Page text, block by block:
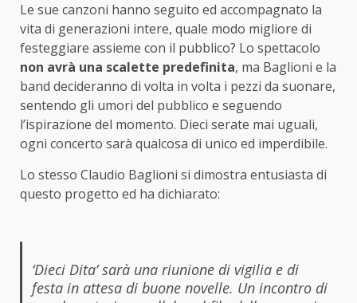
Le sue canzoni hanno seguito ed accompagnato la
vita di generazioni intere, quale modo migliore di
festeggiare assieme con il pubblico? Lo spettacolo
non avrà una scalette predefinita, ma Baglioni e la
band decideranno di volta in volta i pezzi da suonare,
sentendo gli umori del pubblico e seguendo
l’ispirazione del momento. Dieci serate mai uguali,
ogni concerto sarà qualcosa di unico ed imperdibile.
Lo stesso Claudio Baglioni si dimostra entusiasta di
questo progetto ed ha dichiarato:
‘Dieci Dita’ sarà una riunione di vigilia e di
festa in attesa di buone novelle. Un incontro di